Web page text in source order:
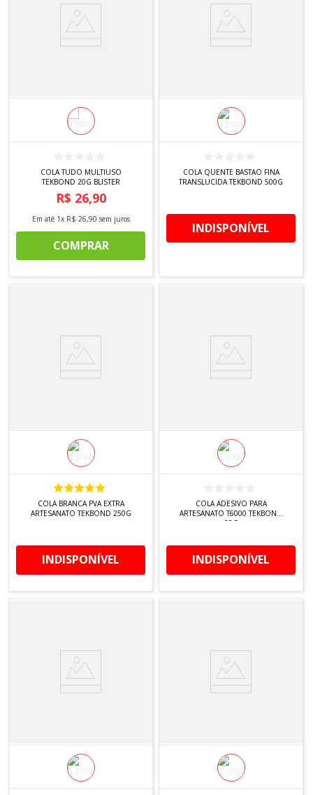
COLA TUDO MULTIUSO
TEKBOND 20G BLISTER
R$ 26,90
Em até 1x R$ 26,90 sem juros
COMPRAR
COLA QUENTE BASTAO FINA
TRANSLUCIDA TEKBOND 500G
INDISPONÍVEL
COLA BRANCA PVA EXTRA
ARTESANATO TEKBOND 250G
INDISPONÍVEL
COLA ADESIVO PARA
ARTESANATO T6000 TEKBOND
25G
INDISPONÍVEL